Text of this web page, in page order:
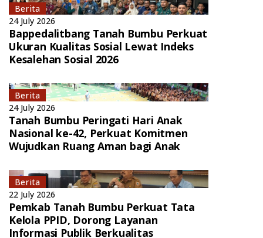
Berita
24 July 2026
Bappedalitbang Tanah Bumbu Perkuat
Ukuran Kualitas Sosial Lewat Indeks
Kesalehan Sosial 2026
Berita
24 July 2026
Tanah Bumbu Peringati Hari Anak
Nasional ke-42, Perkuat Komitmen
Wujudkan Ruang Aman bagi Anak
Berita
22 July 2026
Pemkab Tanah Bumbu Perkuat Tata
Kelola PPID, Dorong Layanan
Informasi Publik Berkualitas